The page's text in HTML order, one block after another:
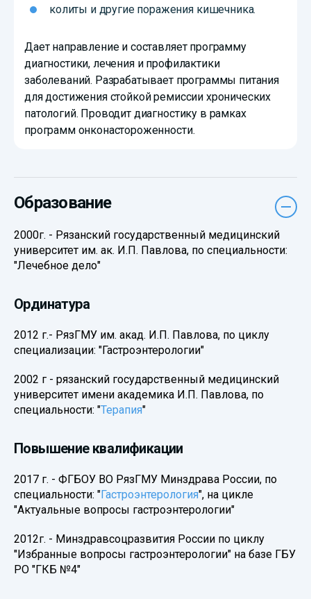
колиты и другие поражения кишечника.
Дает направление и составляет программу
диагностики, лечения и профилактики
заболеваний. Разрабатывает программы питания
для достижения стойкой ремиссии хронических
патологий. Проводит диагностику в рамках
программ онконастороженности.
Образование
2000г. - Рязанский государственный медицинский
университет им. ак. И.П. Павлова, по специальности:
"Лечебное дело"
Ординатура
2012 г.- РязГМУ им. акад. И.П. Павлова, по циклу
специализации: "Гастроэнтерологии"
2002 г - рязанский государственный медицинский
университет имени академика И.П. Павлова, по
специальности: "Терапия"
Повышение квалификации
2017 г. - ФГБОУ ВО РязГМУ Минздрава России, по
специальности: "Гастроэнтерология", на цикле
"Актуальные вопросы гастроэнтерологии"
2012г. - Минздравсоцразвития России по циклу
"Избранные вопросы гастроэнтерологии" на базе ГБУ
РО "ГКБ №4"